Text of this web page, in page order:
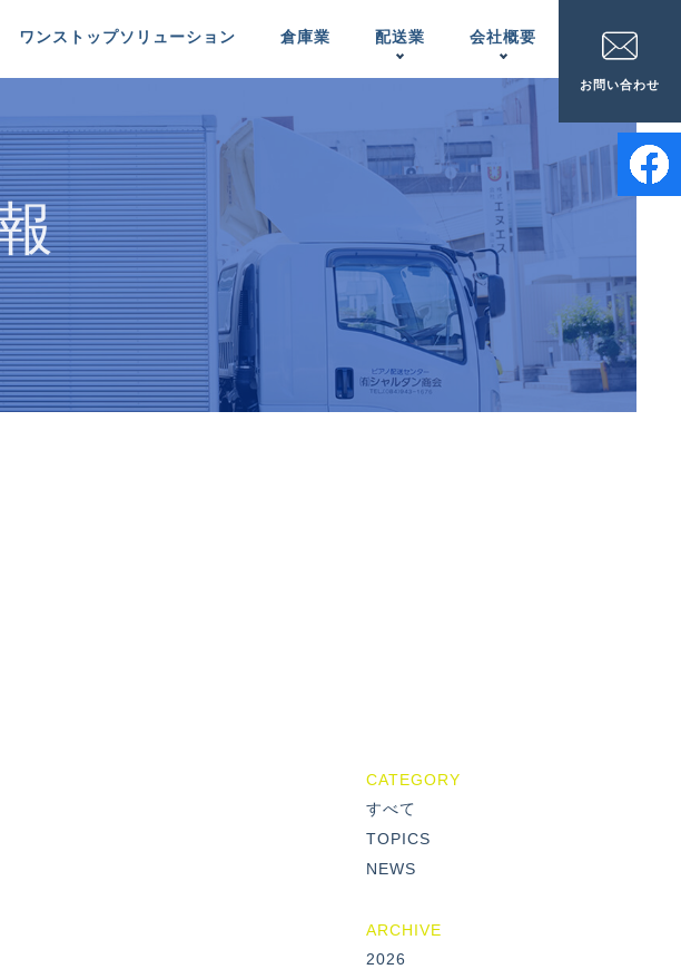
ワンストップソリューション 倉庫業 配送業
APPLIANCES
ピアノの配置＆
メンテナンス
INSTALLATION ＆
MAINTENANCE
会社概要
会について
IDENTITY
LOCATIONS
＆ RECRUIT
お問い合わせ
CATEGORY
すべて
TOPICS
NEWS
ARCHIVE
2026